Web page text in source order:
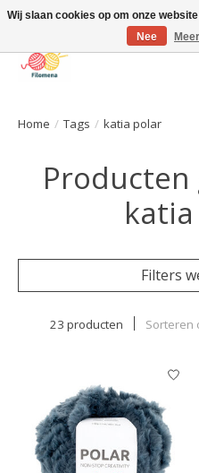
Home / Tags / katia polar
Filters
23 producten Sorteren
Wij slaan cookies op om onze
Nee